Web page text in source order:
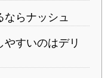
らナッシュ
すいのはデリ